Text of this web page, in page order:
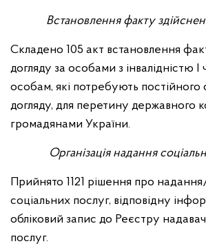
Встановлення факту
Складено 105 акт встановлення
догляду за особами з інвалідністю І
особам, які потребують постійного
догляду, для перетину державного
громадянами України.
Організація надання
Прийнято 1121 рішення про
соціальних послуг, відповідну
обліковий запис до Реєстру
послуг.